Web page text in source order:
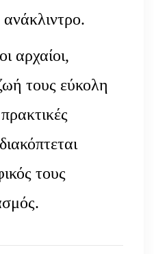
αρχαίοι,
τους εύκολη
τους